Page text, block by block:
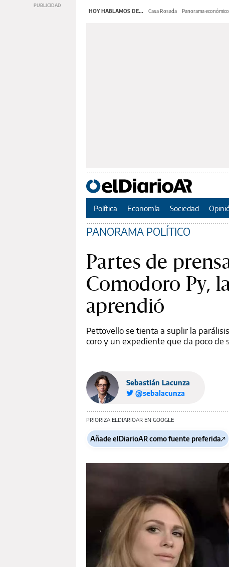
HOY HABLAMOS DE... Casa Rosada Panorama económico
Política Economía Sociedad
PANORAMA POLÍTICO
Partes de
Comodoro Py,
aprendió
Pettovello se tienta a suplir la
coro y un expediente que da poco de
Sebastián Lacunza
@sebalacunza
PRIORIZA ELDIARIOAR EN GOOGLE
Añade elDiarioAR como fuente preferida